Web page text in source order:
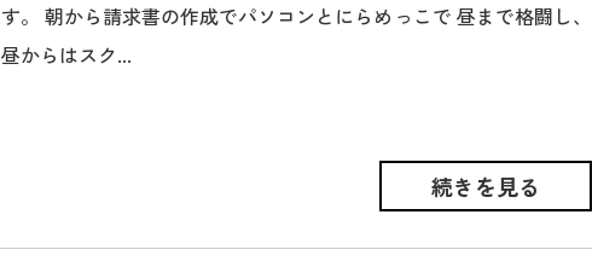
す。 朝から請求書の作成でパソコンとにらめっこで 昼まで格闘し、
昼からはスク...
続きを見る